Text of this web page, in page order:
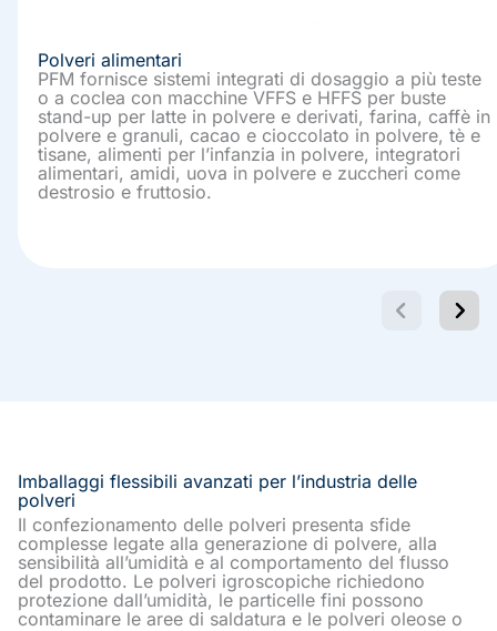
Polveri alimentari
PFM fornisce sistemi integrati di dosaggio a più teste
o a coclea con macchine VFFS e HFFS per buste
stand-up per latte in polvere e derivati, farina, caffè in
polvere e granuli, cacao e cioccolato in polvere, tè e
tisane, alimenti per l’infanzia in polvere, integratori
alimentari, amidi, uova in polvere e zuccheri come
destrosio e fruttosio.
Imballaggi flessibili avanzati per l’industria delle
polveri
Il confezionamento delle polveri presenta sfide
complesse legate alla generazione di polvere, alla
sensibilità all’umidità e al comportamento del flusso
del prodotto. Le polveri igroscopiche richiedono
protezione dall’umidità, le particelle fini possono
contaminare le aree di saldatura e le polveri oleose o